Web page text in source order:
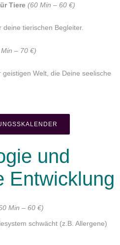
Tiere (60 Min – 60 €)
tierischen Begleiter.
– 70 €)
Welt, die Deine seelische
und
Entwicklung
Min – 60 €)
schwächt (z.B. Allergene)